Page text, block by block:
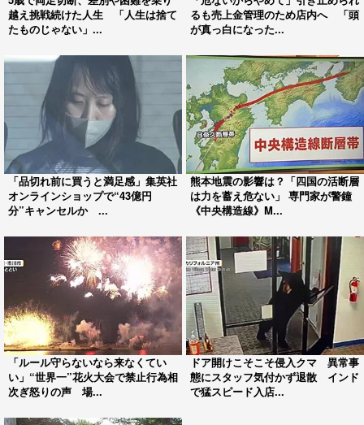
越え挑戦続けた人生 「人生は捨て
たものじゃない」...
るも売上金管理のため店内へ 「頭
が真っ白になった...
「品切れ前に買うと満足感」集英社
オンラインショップで“43億円
分”キャンセルか ...
熊本地震の影響は？「四国の活断層
は力を蓄え危ない」 専門家が警鐘
《中央構造線》M...
「ルール守らないなら来なくてい
い」“世界一”花火大会で禁止行為相
次ぎ怒りの声 場...
ドア開けこそこそ侵入クマ 異常事
態にスタッフ気付かず退散 インド
で猛スピード入店...